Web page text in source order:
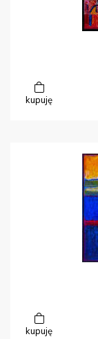
kupuję
kupuję